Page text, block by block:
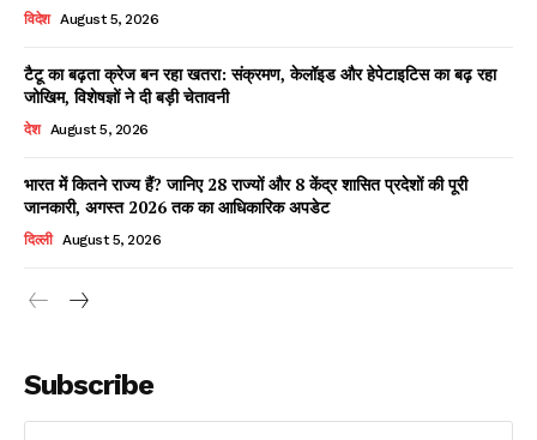
Facebook
X WhatsApp
Share
Read Latest News on AIN
विदेश August 5, 2026
टैटू का बढ़ता क्रेज बन रहा खतरा: संक्रमण, केलॉइड और हेपेटाइटिस का बढ़ रहा
जोखिम, विशेषज्ञों ने दी बड़ी चेतावनी
देश August 5, 2026
भारत में कितने राज्य हैं? जानिए 28 राज्यों और 8 केंद्र शासित प्रदेशों की पूरी
जानकारी, अगस्त 2026 तक का आधिकारिक अपडेट
दिल्ली August 5, 2026
Subscribe